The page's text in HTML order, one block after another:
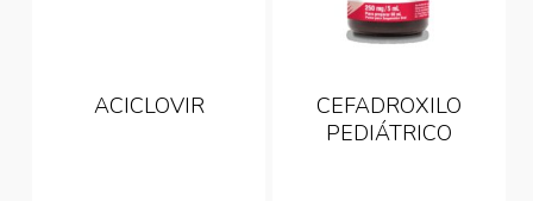
ACICLOVIR
CEFADROXILO
PEDIÁTRICO